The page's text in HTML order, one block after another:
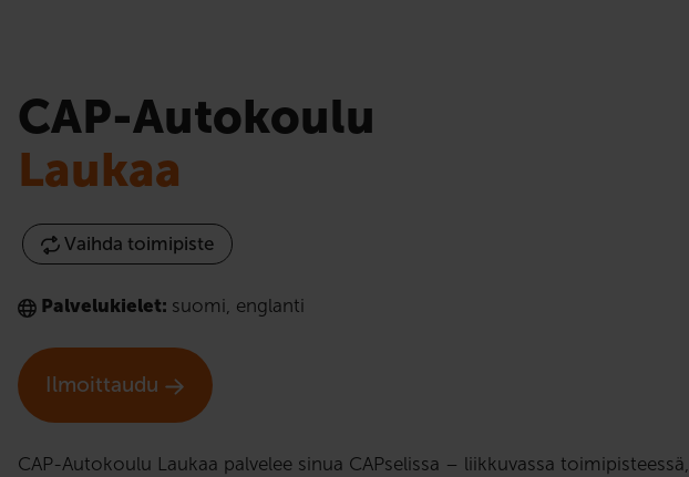
CAP-Autokoulu
Laukaa
Vaihda toimipiste
Palvelukielet: suomi, englanti
Ilmoittaudu
CAP-Autokoulu Laukaa palvelee sinua CAPselissa – liikkuvassa toimipisteessä,